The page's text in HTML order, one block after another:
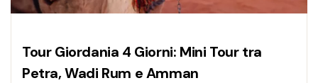
Tour Giordania 4 Giorni: Mini Tour tra
Petra, Wadi Rum e Amman